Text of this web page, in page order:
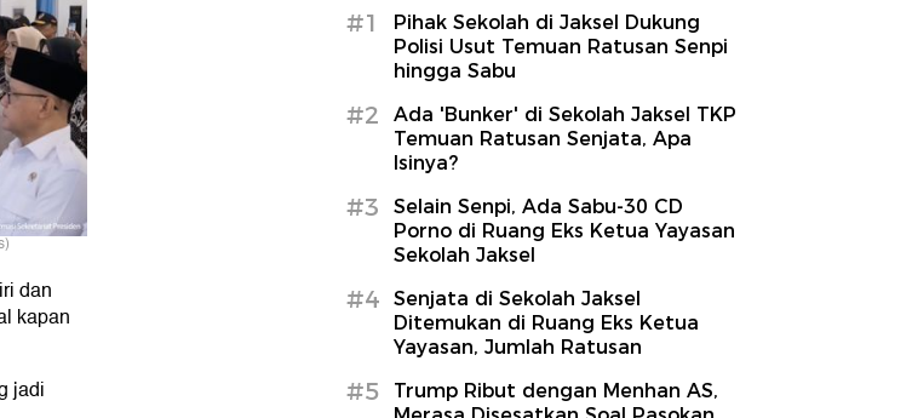
dan
kapan
jadi
#1
Pihak Sekolah di Jaksel Dukung
Polisi Usut Temuan Ratusan Senpi
hingga Sabu
#2
Ada 'Bunker' di Sekolah Jaksel TKP
Temuan Ratusan Senjata, Apa
Isinya?
#3
Selain Senpi, Ada Sabu-30 CD
Porno di Ruang Eks Ketua Yayasan
Sekolah Jaksel
#4
Senjata di Sekolah Jaksel
Ditemukan di Ruang Eks Ketua
Yayasan, Jumlah Ratusan
#5
Trump Ribut dengan Menhan AS,